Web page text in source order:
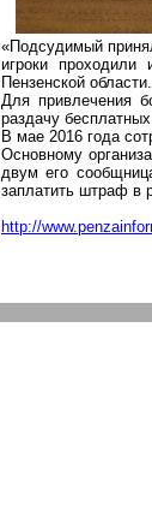
«Подсудимый
игроки
Пензенской области.
Для привлечения
раздачу
В мае 2016 года
Основному
двум его
заплатить штраф в
http://